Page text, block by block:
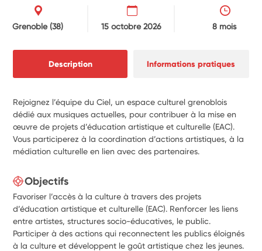
Grenoble(38) 15 octobre 2026 8 mois
Description Informations pratiques
Rejoignez l’équipe du Ciel, un espace culturel grenoblois
dédié aux musiques actuelles, pour contribuer à la mise en
œuvre de projets d’éducation artistique et culturelle (EAC).
Vous participerez à la coordination d’actions artistiques, à la
médiation culturelle en lien avec des partenaires.
Objectifs
Favoriser l’accès à la culture à travers des projets
d’éducation artistique et culturelle (EAC). Renforcer les liens
entre artistes, structures socio-éducatives, le public.
Participer à des actions qui reconnectent les publics éloignés
à la culture et développent le goût artistique chez les jeunes.